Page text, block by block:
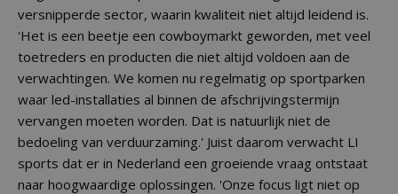
versnipperde sector, waarin kwaliteit niet altijd leidend is.
'Het is een beetje een cowboymarkt geworden, met veel
toetreders en producten die niet altijd voldoen aan de
verwachtingen. We komen nu regelmatig op sportparken
waar led-installaties al binnen de afschrijvingstermijn
vervangen moeten worden. Dat is natuurlijk niet de
bedoeling van verduurzaming.' Juist daarom verwacht LI
sports dat er in Nederland een groeiende vraag ontstaat
naar hoogwaardige oplossingen. 'Onze focus ligt niet op